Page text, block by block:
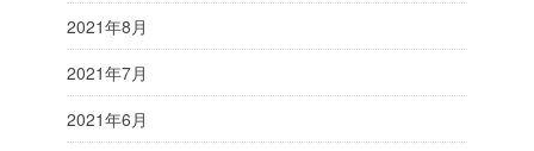
2021年8月
2021年7月
2021年6月